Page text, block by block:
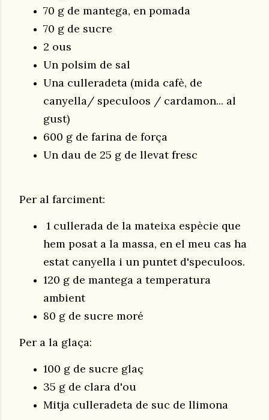
70 g de mantega, en pomada
70 g de sucre
2 ous
Un polsim de sal
Una culleradeta (mida cafè, de
canyella/ speculoos / cardamon... al
gust)
600 g de farina de força
Un dau de 25 g de llevat fresc
Per al farciment:
1 cullerada de la mateixa espècie que
hem posat a la massa, en el meu cas ha
estat canyella i un puntet d'speculoos.
120 g de mantega a temperatura
ambient
80 g de sucre moré
Per a la glaça:
100 g de sucre glaç
35 g de clara d'ou
Mitja culleradeta de suc de llimona